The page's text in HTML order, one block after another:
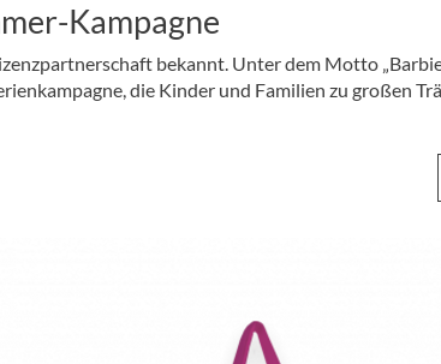
Kampagne
bekannt. Unter dem Motto
die Kinder und Familien zu großen